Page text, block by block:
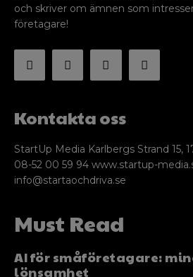
och skriver om ämnen som
företagare!
Kontakta oss
StartUp Media Karlbergs Strand 15,
08-52 00 59 94 www.startup-
info@startaochdriva.se
Must Read
AI för småföretagare:
lönsamhet